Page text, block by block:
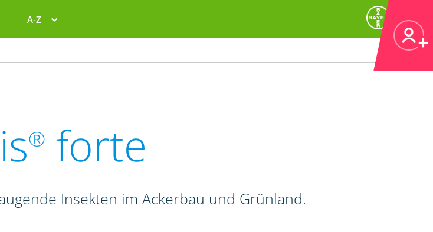
A-Z
® forte
Insekten im Ackerbau und Grünland.